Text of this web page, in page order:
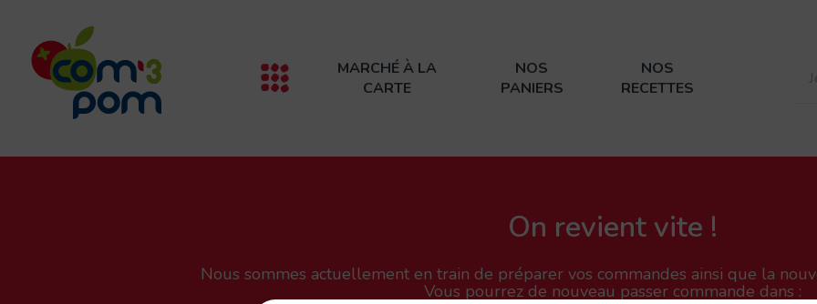
MARCHÉ À LA
CARTE
NOS
PANIERS
NOS
RECETTES
On revient vite !
Nous sommes actuellement en train de préparer vos commandes ainsi que la
Vous pourrez de nouveau passer commande dans :